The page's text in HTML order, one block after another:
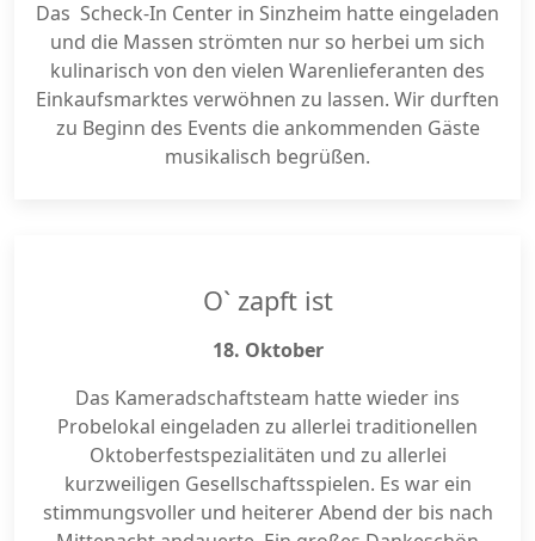
Das Scheck-In Center in Sinzheim hatte eingeladen
und die Massen strömten nur so herbei um sich
kulinarisch von den vielen Warenlieferanten des
Einkaufsmarktes verwöhnen zu lassen. Wir durften
zu Beginn des Events die ankommenden Gäste
musikalisch begrüßen.
O` zapft ist
18. Oktober
Das Kameradschaftsteam hatte wieder ins
Probelokal eingeladen zu allerlei traditionellen
Oktoberfestspezialitäten und zu allerlei
kurzweiligen Gesellschaftsspielen. Es war ein
stimmungsvoller und heiterer Abend der bis nach